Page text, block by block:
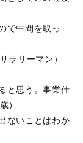
で中間を取っ
ラリーマン）
と思う。事業仕
）
ないことはわか